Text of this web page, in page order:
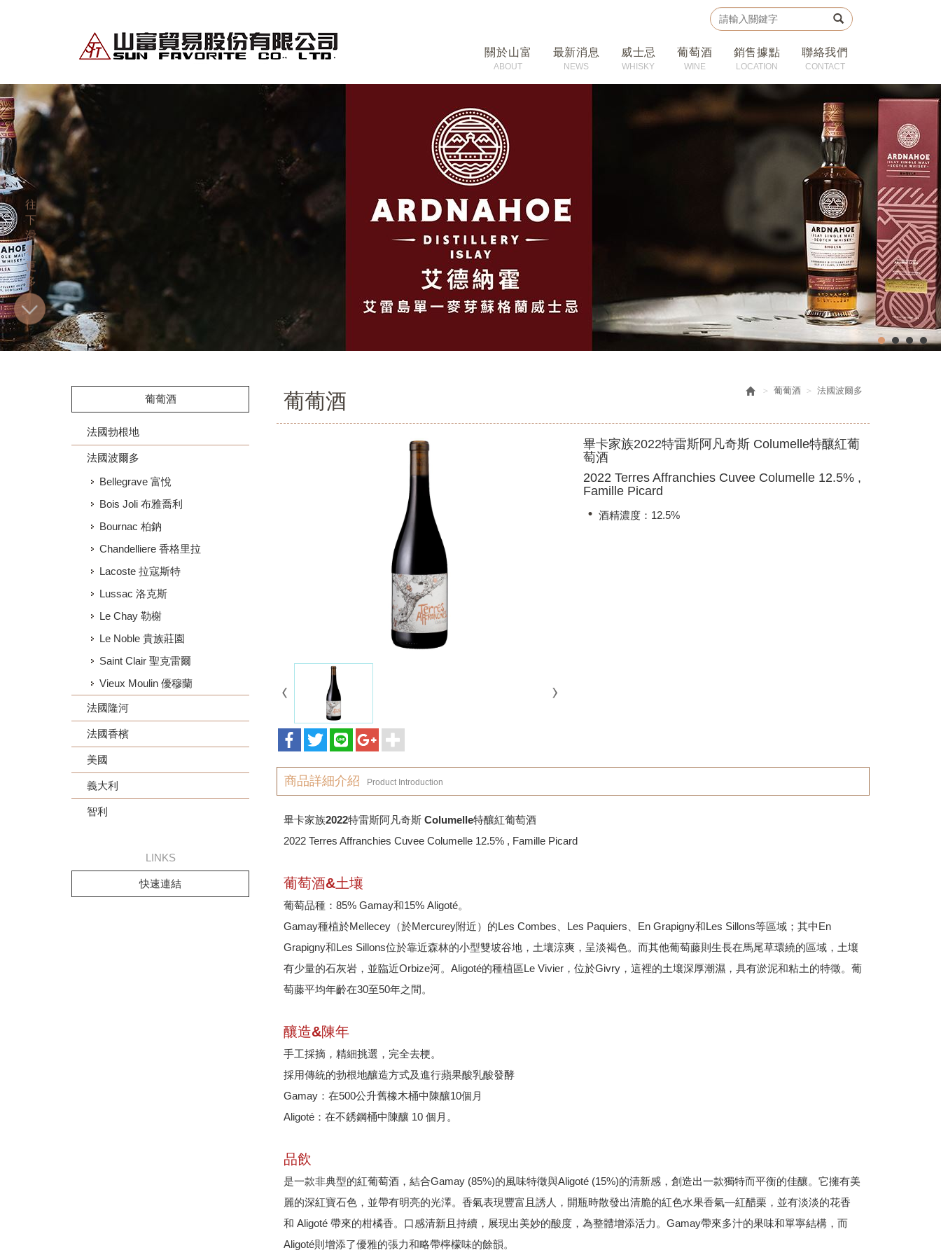
關於山富
ABOUT
最新消息
NEWS
威士忌
WHISKY
葡萄酒
WINE
銷售據點
LOCATION
聯絡我們
CONTACT
往
下
滑
看
更
多
葡葡酒
法國勃根地
法國波爾多
Bellegrave 富悅
Bois Joli 布雅喬利
Bournac 柏鈉
Chandelliere 香格里拉
Lacoste 拉寇斯特
Lussac 洛克斯
Le Chay 勒榭
Le Noble 貴族莊園
Saint Clair 聖克雷爾
Vieux Moulin 優穆蘭
法國隆河
法國香檳
美國
義大利
智利
LINKS
快速連結
葡葡酒 法國波爾多
葡葡酒
畢卡家族2022特雷斯阿凡奇斯 Columelle特釀紅葡
萄酒
2022 Terres Affranchies Cuvee Columelle 12.5% ,
Famille Picard
酒精濃度：12.5%
商品詳細介紹 Product Introduction
畢卡家族2022特雷斯阿凡奇斯 Columelle特釀紅葡萄酒
2022 Terres Affranchies Cuvee Columelle 12.5% , Famille Picard
葡萄酒&土壤
葡萄品種：85% Gamay和15% Aligoté。
Gamay種植於Mellecey（於Mercurey附近）的Les Combes、Les Paquiers、En Grapigny和Les Sillons等區域；其中En
Grapigny和Les Sillons位於靠近森林的小型雙坡谷地，土壤涼爽，呈淡褐色。而其他葡萄藤則生長在馬尾草環繞的區域，土壤
有少量的石灰岩，並臨近Orbize河。Aligoté的種植區Le Vivier，位於Givry，這裡的土壤深厚潮濕，具有淤泥和粘土的特徵。葡
萄藤平均年齡在30至50年之間。
釀造&陳年
手工採摘，精細挑選，完全去梗。
採用傳統的勃根地釀造方式及進行蘋果酸乳酸發酵
Gamay：在500公升舊橡木桶中陳釀10個月
Aligoté：在不銹鋼桶中陳釀 10 個月。
品飲
是一款非典型的紅葡萄酒，結合Gamay (85%)的風味特徵與Aligoté (15%)的清新感，創造出一款獨特而平衡的佳釀。它擁有美
麗的深紅寶石色，並帶有明亮的光澤。香氣表現豐富且誘人，開瓶時散發出清脆的紅色水果香氣—紅醋栗，並有淡淡的花香
和 Aligoté 帶來的柑橘香。口感清新且持續，展現出美妙的酸度，為整體增添活力。Gamay帶來多汁的果味和單寧結構，而
Aligoté則增添了優雅的張力和略帶檸檬味的餘韻。